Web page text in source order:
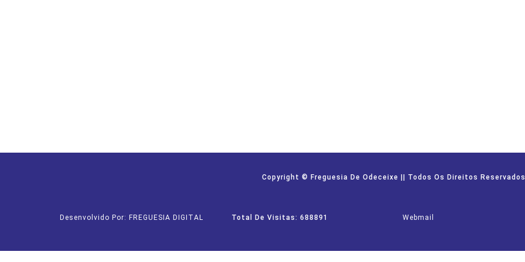
Copyright © Freguesia De Odeceixe || Todos Os Direitos Reservados
Desenvolvido Por: FREGUESIA DIGITAL Total De Visitas: 688891 Webmail